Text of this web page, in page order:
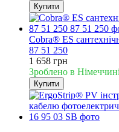
Купити
Cobra® ES
87 51 250
1 658 грн
Зроблено в Німеччині
Купити